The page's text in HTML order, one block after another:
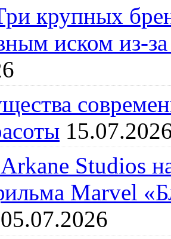
крупных
иском из-
Studios
Marvel
05.07.2026